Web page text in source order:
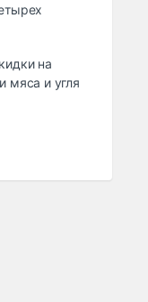
на
мяса и угля